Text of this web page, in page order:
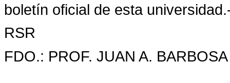
boletín oficial de esta
RSR
FDO.: PROF. JUAN A.